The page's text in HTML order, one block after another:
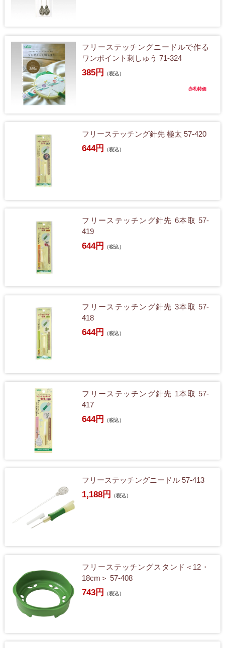
フリーステッチングニードルで作る
ワンポイント刺しゅう 71-324
385円 （税込）
赤札特価
フリーステッチング針先 極太 57-420
644円 （税込）
フリーステッチング針先 6本取 57-
419
644円 （税込）
フリーステッチング針先 3本取 57-
418
644円 （税込）
フリーステッチング針先 1本取 57-
417
644円 （税込）
フリーステッチングニードル 57-413
1,188円 （税込）
フリーステッチングスタンド＜12・
18cm＞ 57-408
743円 （税込）